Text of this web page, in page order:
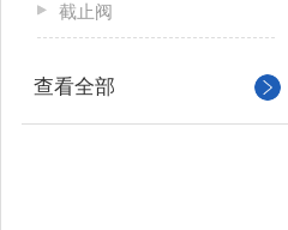
截止阀
查看全部